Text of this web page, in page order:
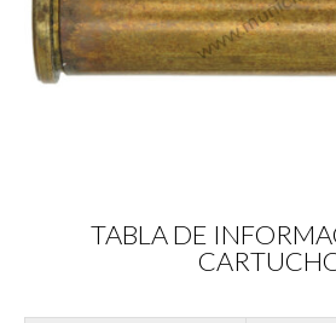
TABLA DE